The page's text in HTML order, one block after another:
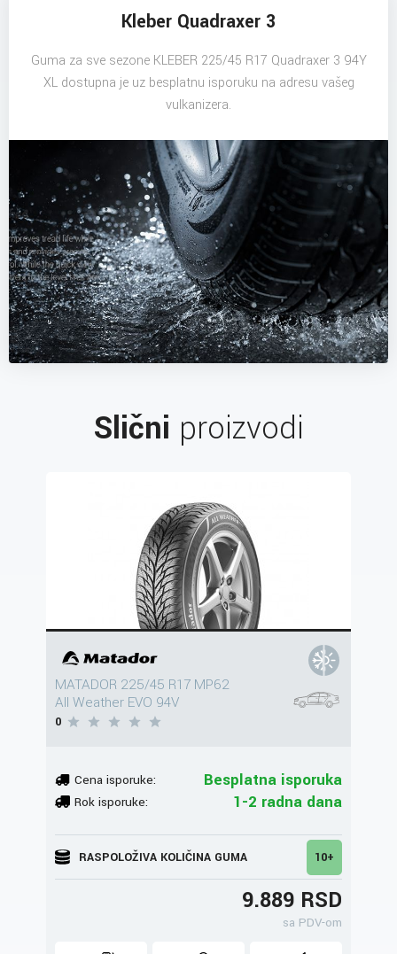
Kleber Quadraxer 3
Guma za sve sezone KLEBER 225/45 R17 Quadraxer 3 94Y
XL dostupna je uz besplatnu isporuku na adresu vašeg
vulkanizera.
Slični proizvodi
MATADOR 225/45 R17 MP62
All Weather EVO 94V
0
Cena isporuke: Besplatna isporuka
Rok isporuke: 1-2 radna dana
RASPOLOŽIVA KOLIČINA GUMA 10+
9.889 RSD
sa PDV-om